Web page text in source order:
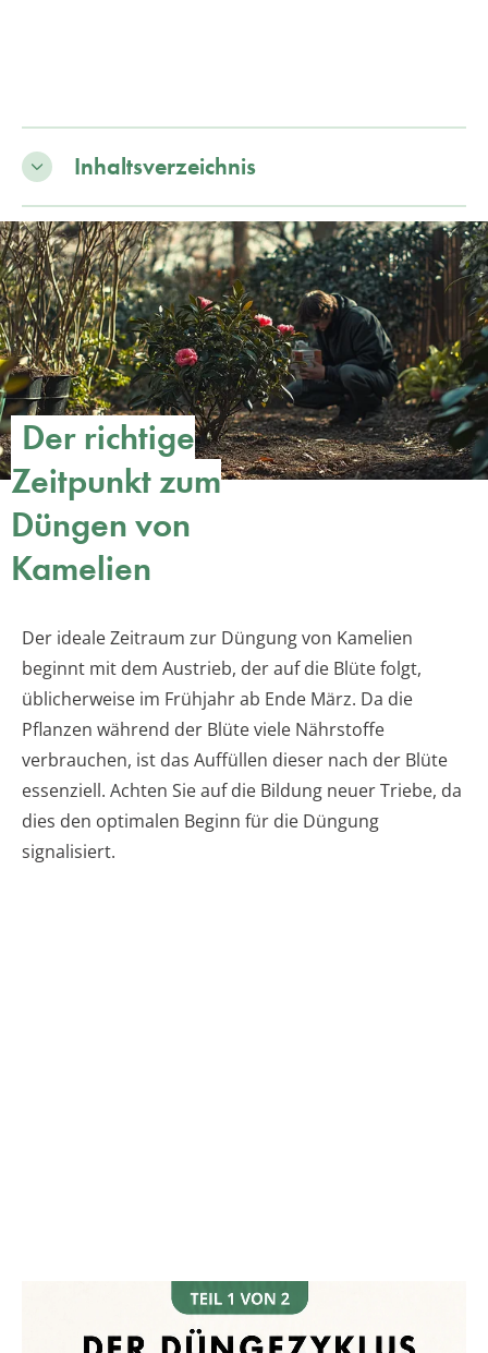
Inhaltsverzeichnis
Der richtige
Zeitpunkt zum
Düngen von
Kamelien
Der ideale Zeitraum zur Düngung von Kamelien
beginnt mit dem Austrieb, der auf die Blüte folgt,
üblicherweise im Frühjahr ab Ende März. Da die
Pflanzen während der Blüte viele Nährstoffe
verbrauchen, ist das Auffüllen dieser nach der Blüte
essenziell. Achten Sie auf die Bildung neuer Triebe, da
dies den optimalen Beginn für die Düngung
signalisiert.